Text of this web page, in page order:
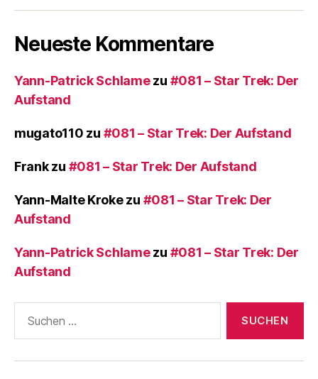
Neueste Kommentare
Yann-Patrick Schlamezu #081 – Star Trek: Der
Aufstand
mugato110 zu #081 – Star Trek: Der Aufstand
Frankzu #081 – Star Trek: Der Aufstand
Yann-Malte Krokezu #081 – Star Trek: Der
Aufstand
Yann-Patrick Schlamezu #081 – Star Trek: Der
Aufstand
nach: